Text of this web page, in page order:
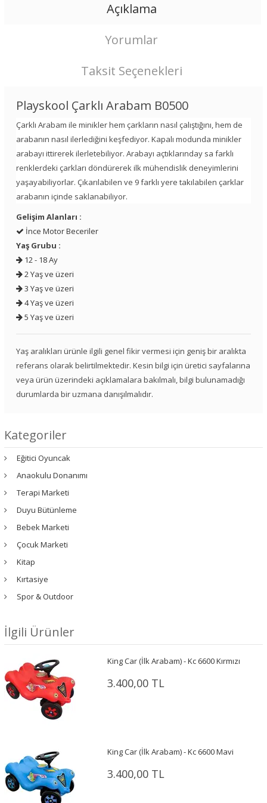
Açıklama
Yorumlar
Taksit Seçenekleri
Playskool Çarklı Arabam B0500
Çarklı Arabam ile minikler hem çarkların nasıl çalıştığını, hem de
arabanın nasıl ilerlediğini keşfediyor. Kapalı modunda minikler
arabayı ittirerek ilerletebiliyor. Arabayı açtıklarınday sa farklı
renklerdeki çarkları döndürerek ilk mühendislik deneyimlerini
yaşayabiliyorlar. Çıkarılabilen ve 9 farklı yere takılabilen çarklar
arabanın içinde saklanabiliyor.
Gelişim Alanları :
İnce Motor Beceriler
Yaş Grubu :
12 - 18 Ay
2 Yaş ve üzeri
3 Yaş ve üzeri
4 Yaş ve üzeri
5 Yaş ve üzeri
Yaş aralıkları ürünle ilgili genel fikir vermesi için geniş bir aralıkta
referans olarak belirtilmektedir. Kesin bilgi için üretici sayfalarına
veya ürün üzerindeki açıklamalara bakılmalı, bilgi bulunamadığı
durumlarda bir uzmana danışılmalıdır.
Kategoriler
Eğitici Oyuncak
Anaokulu Donanımı
Terapi Marketi
Duyu Bütünleme
Bebek Marketi
Çocuk Marketi
Kitap
Kırtasiye
Spor & Outdoor
İlgili Ürünler
King Car (İlk Arabam) - Kc 6600 Kırmızı
3.400,00 TL
King Car (İlk Arabam) - Kc 6600 Mavi
3.400,00 TL